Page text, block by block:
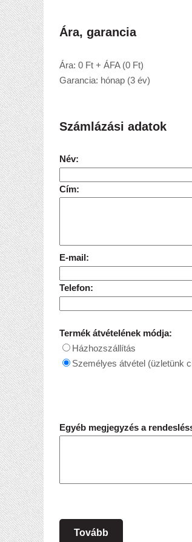
Ára, garancia
Ára: 0 Ft + ÁFA (0 Ft)
Garancia: hónap (3 év)
Számlázási adatok
Név:
Cím:
E-mail:
Telefon:
Termék átvételének módja:
Házhozszállítás
Személyes átvétel (üzletünk
Egyéb megjegyzés a
Tovább